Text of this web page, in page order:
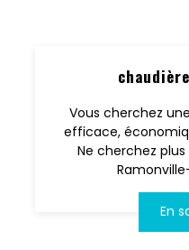
Vous cherchez
efficace,
Ne cherchez
En